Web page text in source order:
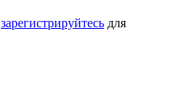
зарегистрируйтесь для